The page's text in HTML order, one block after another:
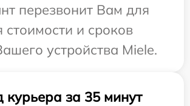
перезвонит Вам для
стоимости и сроков
устройства Miele.
курьера за 35 минут